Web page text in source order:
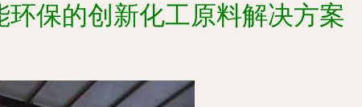
保的创新化工原料解决方案